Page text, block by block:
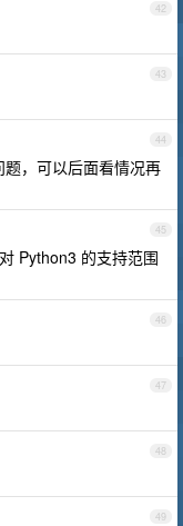
42
43
44
，可以后面看情况再
45
Python3 的支持范围
46
47
48
49